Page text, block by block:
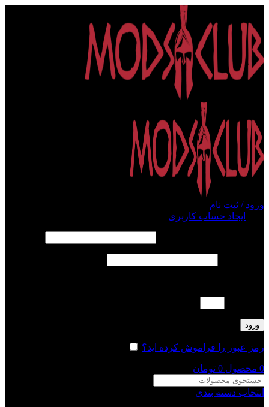
ورود / ثبت نام
ایجاد حساب کاربری
ورود
رمز عبور را فراموش کرده اید؟
0 محصول 0 تومان
انتخاب دسته بندی